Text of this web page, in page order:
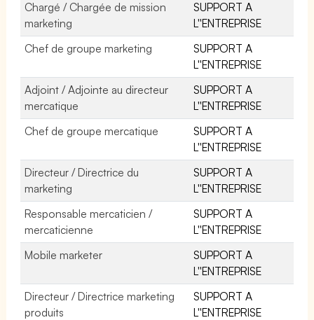
Chargé / Chargée de mission
marketing
SUPPORT A
L''ENTREPRISE
Chef de groupe marketing
SUPPORT A
L''ENTREPRISE
Adjoint / Adjointe au directeur
mercatique
SUPPORT A
L''ENTREPRISE
Chef de groupe mercatique
SUPPORT A
L''ENTREPRISE
Directeur / Directrice du
marketing
SUPPORT A
L''ENTREPRISE
Responsable mercaticien /
mercaticienne
SUPPORT A
L''ENTREPRISE
Mobile marketer
SUPPORT A
L''ENTREPRISE
Directeur / Directrice marketing
produits
SUPPORT A
L''ENTREPRISE